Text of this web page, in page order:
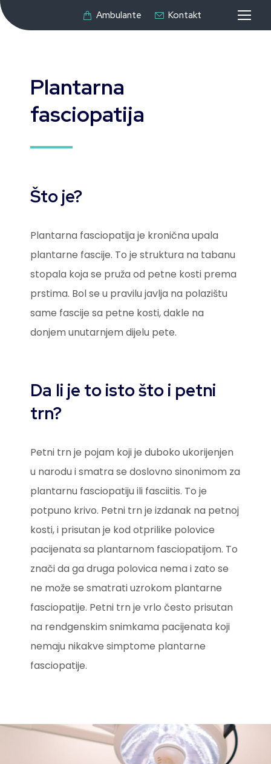
Ambulante Kontakt
Plantarna
fasciopatija
Što je?
Plantarna fasciopatija je kronična upala
plantarne fascije. To je struktura na tabanu
stopala koja se pruža od petne kosti prema
prstima. Bol se u pravilu javlja na polazištu
same fascije sa petne kosti, dakle na
donjem unutarnjem dijelu pete.
Da li je to isto što i petni
trn?
Petni trn je pojam koji je duboko ukorijenjen
u narodu i smatra se doslovno sinonimom za
plantarnu fasciopatiju ili fasciitis. To je
potpuno krivo. Petni trn je izdanak na petnoj
kosti, i prisutan je kod otprilike polovice
pacijenata sa plantarnom fasciopatijom. To
znači da ga druga polovica nema i zato se
ne može se smatrati uzrokom plantarne
fasciopatije. Petni trn je vrlo često prisutan
na rendgenskim snimkama pacijenata koji
nemaju nikakve simptome plantarne
fasciopatije.